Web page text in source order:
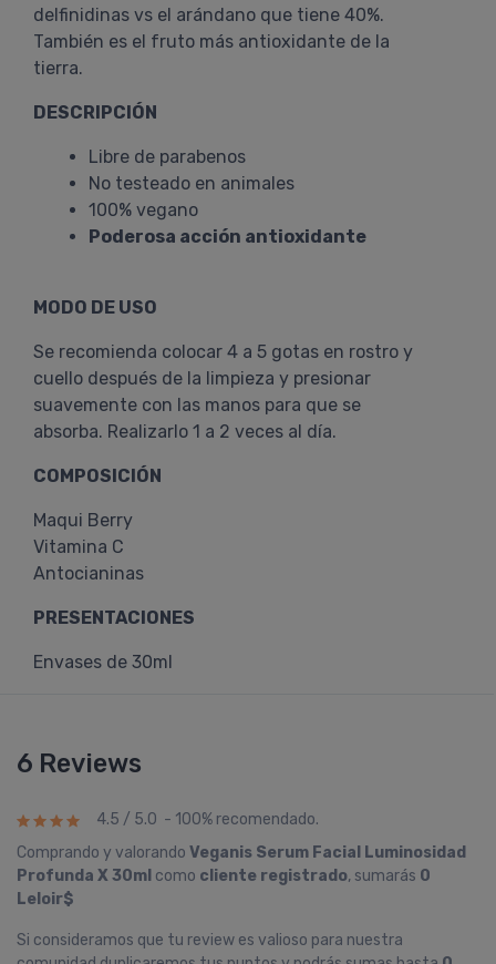
delfinidinas vs el arándano que tiene 40%.
También es el fruto más antioxidante de la
tierra.
DESCRIPCIÓN
Libre de parabenos
No testeado en animales
100% vegano
Poderosa acción antioxidante
MODO DE USO
Se recomienda colocar 4 a 5 gotas en rostro y
cuello después de la limpieza y presionar
suavemente con las manos para que se
absorba. Realizarlo 1 a 2 veces al día.
COMPOSICIÓN
Maqui Berry
Vitamina C
Antocianinas
PRESENTACIONES
Envases de 30ml
6 Reviews
4.5 / 5.0 - 100% recomendado.
Comprando y valorando Veganis Serum Facial Luminosidad
Profunda X 30ml como cliente registrado, sumarás 0
Leloir$
Si consideramos que tu review es valioso para nuestra